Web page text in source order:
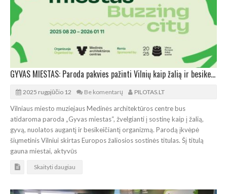
GYVAS MIESTAS: Paroda pakvies pažinti Vilnių kaip žalią ir besikeičiantį organizmą
2025 rugpjūčio 12 Be komentarų PILOTAS.LT
Vilniaus miesto muziejaus Medinės architektūros centre bus
atidaroma paroda „Gyvas miestas“, žvelgianti į sostinę kaip į žalią,
gyvą, nuolatos augantį ir besikeičiantį organizmą. Parodą įkvėpė
šiųmetinis Vilniui skirtas Europos žaliosios sostinės titulas. Šį titulą
gauna miestai, aktyvūs
Skaityti daugiau